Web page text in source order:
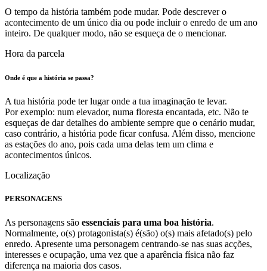
O tempo da história também pode mudar. Pode descrever o
acontecimento de um único dia ou pode incluir o enredo de um ano
inteiro. De qualquer modo, não se esqueça de o mencionar.
Hora da parcela
Onde é que a história se passa?
A tua história pode ter lugar onde a tua imaginação te levar.
Por exemplo: num elevador, numa floresta encantada, etc. Não te
esqueças de dar detalhes do ambiente sempre que o cenário mudar,
caso contrário, a história pode ficar confusa. Além disso, mencione
as estações do ano, pois cada uma delas tem um clima e
acontecimentos únicos.
Localização
PERSONAGENS
As personagens são essenciais para uma boa história.
Normalmente, o(s) protagonista(s) é(são) o(s) mais afetado(s) pelo
enredo. Apresente uma personagem centrando-se nas suas acções,
interesses e ocupação, uma vez que a aparência física não faz
diferença na maioria dos casos.